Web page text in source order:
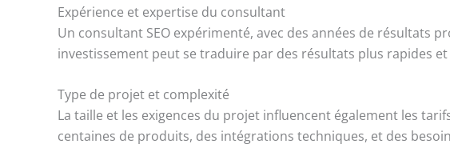
Expérience et expertise du consultant
Un consultant SEO expérimenté, avec des années de résultats
investissement peut se traduire par des résultats plus rapides
Type de projet et complexité
La taille et les exigences du projet influencent également les
centaines de produits, des intégrations techniques, et des